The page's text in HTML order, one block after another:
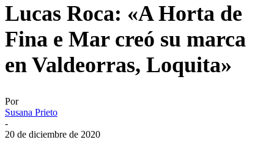
Lucas Roca: «A Horta de
Fina e Mar creó su marca
en Valdeorras, Loquita»
Por
Susana Prieto
-
20 de diciembre de 2020